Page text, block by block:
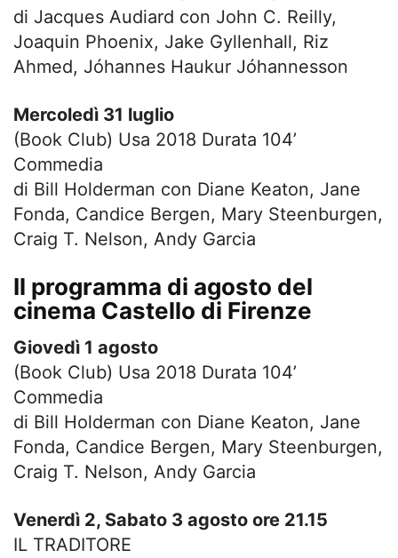
di Jacques Audiard con John C. Reilly,
Joaquin Phoenix, Jake Gyllenhall, Riz
Ahmed, Jóhannes Haukur Jóhannesson
Mercoledì 31 luglio
(Book Club) Usa 2018 Durata 104’
Commedia
di Bill Holderman con Diane Keaton, Jane
Fonda, Candice Bergen, Mary Steenburgen,
Craig T. Nelson, Andy Garcia
Il programma di agosto del
cinema Castello di Firenze
Giovedì 1 agosto
(Book Club) Usa 2018 Durata 104’
Commedia
di Bill Holderman con Diane Keaton, Jane
Fonda, Candice Bergen, Mary Steenburgen,
Craig T. Nelson, Andy Garcia
Venerdì 2, Sabato 3 agosto ore 21.15
IL TRADITORE